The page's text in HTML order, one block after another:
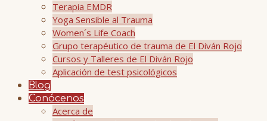
Terapia EMDR
Yoga Sensible al Trauma
Women´s Life Coach
Grupo terapéutico de trauma de El Diván Rojo
Cursos y Talleres de El Diván Rojo
Aplicación de test psicológicos
Blog
Conócenos
Acerca de